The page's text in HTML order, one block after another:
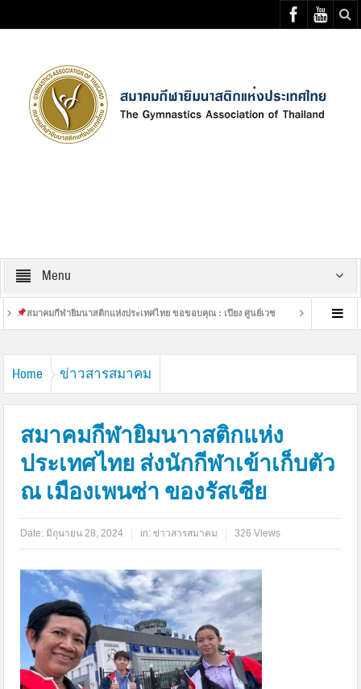
Menu
าคมกีฬายิมนาสติกแห่งประเทศไทย ขอขอบคุณ : เปียง ศูนย์เวช เสร็จสิ้นการฝึกซ้
Home ข่าวสารสมาคม
สมาคมกีฬายิมนาาสติกแห่ง
ประเทศไทย ส่งนักกีฬาเข้าเก็บตัว
ณ เมืองเพนซ่า ของรัสเซีย
Date: มิถุนายน 28, 2024 in:ข่าวสารสมาคม 326 Views